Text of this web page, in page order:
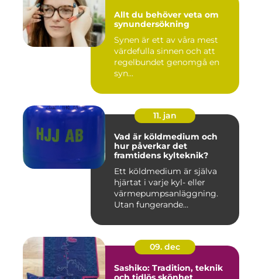
Allt du behöver veta om
synundersökning
Synen är ett av våra mest
värdefulla sinnen och att
regelbundet genomgå en
syn...
11. jan
Vad är köldmedium och
hur påverkar det
framtidens kylteknik?
Ett köldmedium är själva
hjärtat i varje kyl- eller
värmepumpsanläggning.
Utan fungerande
09. dec
Sashiko: Tradition, teknik